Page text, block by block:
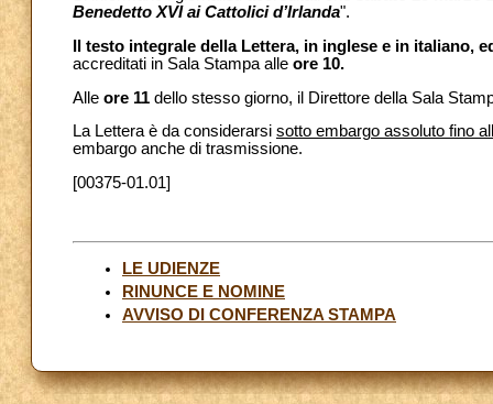
Benedetto XVI ai Cattolici d’Irlanda".
Il testo integrale della Lettera, in inglese e in italiano,
accreditati in Sala Stampa alle ore 10.
Alle ore 11 dello stesso giorno, il Direttore della Sala
La Lettera è da considerarsi sotto embargo assoluto fino
embargo anche di trasmissione.
[00375-01.01]
LE UDIENZE
RINUNCE E NOMINE
AVVISO DI CONFERENZA STAMPA